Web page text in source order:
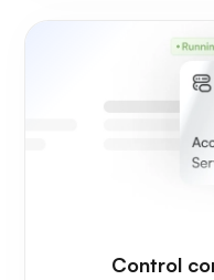
Control